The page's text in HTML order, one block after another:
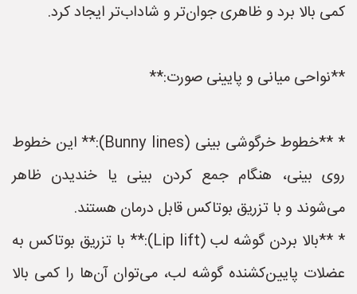
کمی بالا برد و ظاهری جوان‌تر و شاداب‌تر ایجاد کرد.
**نواحی میانی و پایینی صورت:**
* **خطوط خرگوشی بینی (Bunny lines):** این خطوط
روی بینی، هنگام جمع کردن بینی یا خندیدن ظاهر
می‌شوند و با تزریق بوتاکس قابل درمان هستند.
* **بالا بردن گوشه لب (Lip lift):** با تزریق بوتاکس به
عضلات پایین‌کشنده گوشه لب، می‌توان آن‌ها را کمی بالا